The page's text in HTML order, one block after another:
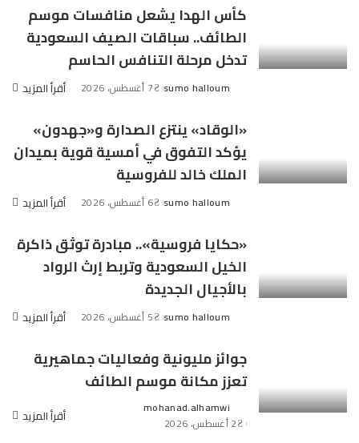
كأس الهدا يشعل منافسات موسم
الطائف.. سباقات الصيف السعودية
تدخل مرحلة التنافس الحاسم
Posted
sumo halloum 7 أغسطس، 2026 أقرأ المزيد
«الوقاد» ينتزع الصدارة و«جهدون»
يؤكد التفوق في أمسية قوية بميدان
الملك خالد للفروسية
Posted
sumo halloum 6 أغسطس، 2026 أقرأ المزيد
«حكايا فروسية».. مبادرة توثق ذاكرة
الخيل السعودية وتربط إرث الرواد
بالأجيال الجديدة
Posted
sumo halloum 5 أغسطس، 2026 أقرأ المزيد
جوائز مليونية وفعاليات جماهيرية
تعزز مكانة موسم الطائف
Posted
by
mohanad.alhamwi
2 أغسطس، 2026
أقرأ المزيد